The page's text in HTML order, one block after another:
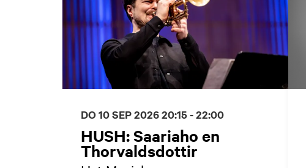
HUSH: Saariaho en
Thorvaldsdottir
DO 10 SEP 202620:15 - 22:00